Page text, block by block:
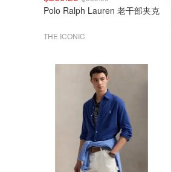
Polo Ralph Lauren 老干部夹克
THE ICONIC